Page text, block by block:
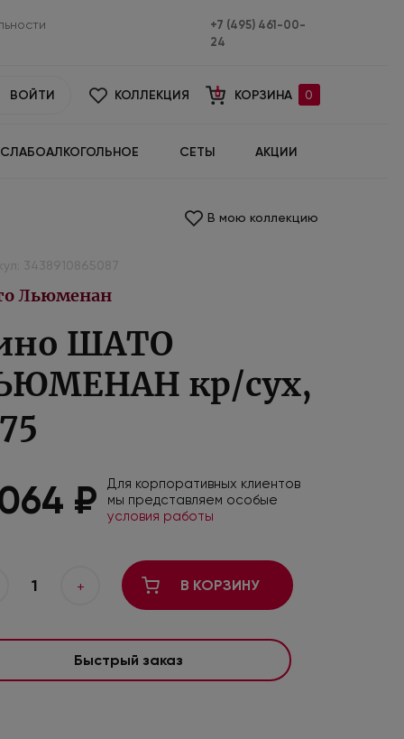
+7 (495) 461-00-
24
ВОЙТИ КОЛЛЕКЦИЯ КОРЗИНА 0
СЛАБОАЛКОГОЛЬНОЕ СЕТЫ АКЦИИ
В мою коллекцию
Льюменан
ШАТО
кр/сух,
₽
Для корпоративных клиентов
мы представляем особые
условия работы
1 + В КОРЗИНУ
Быстрый заказ